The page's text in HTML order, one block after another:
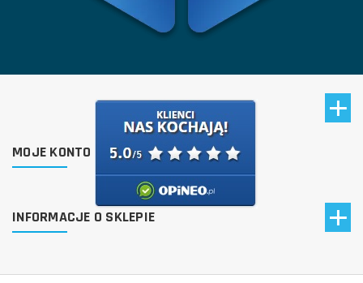
MOJE KONTO
INFORMACJE O SKLEPIE